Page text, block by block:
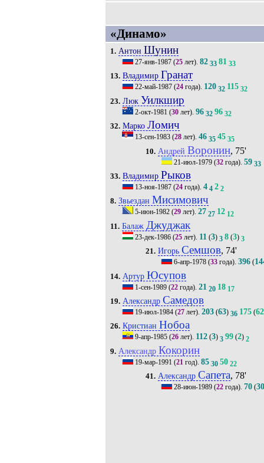
«Динамо»
1. Антон Шунин
27-янв-1987(25лет). 82 33 81 33
13. Владимир Гранат
22-май-1987(24года). 120 32 115 32
23. Люк Уилкшир
2-окт-1981 (30лет). 96 32 96 32
32. Марко Ломич
13-сен-1983(28лет). 46 35 45 35
10. Андрей Воронин, 75'
21-июл-1979 (32 года).59 33
33. Владимир Рыков
13-ноя-1987(24года). 4 4 2 2
8. Звьездан Мисимович
5-июн-1982(29лет). 27 27 12 12
11. Балаж Джуджак
23-дек-1986(25лет). 11 (3) 3 8(3) 3
21. Игорь Семшов, 74'
6-апр-1978 (33 года).396 (
14. Артур Юсупов
1-сен-1989(22года). 21 20 18 17
19. Александр Самедов
19-июл-1984(27лет). 203(63) 36 175(62
26. Кристиан Нобоа
9-апр-1985(26лет). 112(3) 3 99(2) 2
9. Александр Кокорин
19-мар-1991 (21 год). 85 30 50 22
41. Александр Сапета, 78'
28-июн-1989 (22 года).70 (